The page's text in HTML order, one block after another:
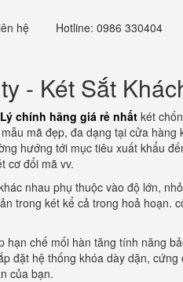
hệ Hotline: 0986 330404
- Két Sắt
chính hãng giá rẻ nhấtkét
mã đẹp, đa dạng tại cửa
hướng tới mục tiêu xuất khẩu
cơ đổi mã vv.
nhau phụ thuộc vào độ lớn,
trong két kể cả trong hoả hoạn.
chế mối hàn tăng tính năng
đặt hệ thống khóa dày dặn,
của bạn.